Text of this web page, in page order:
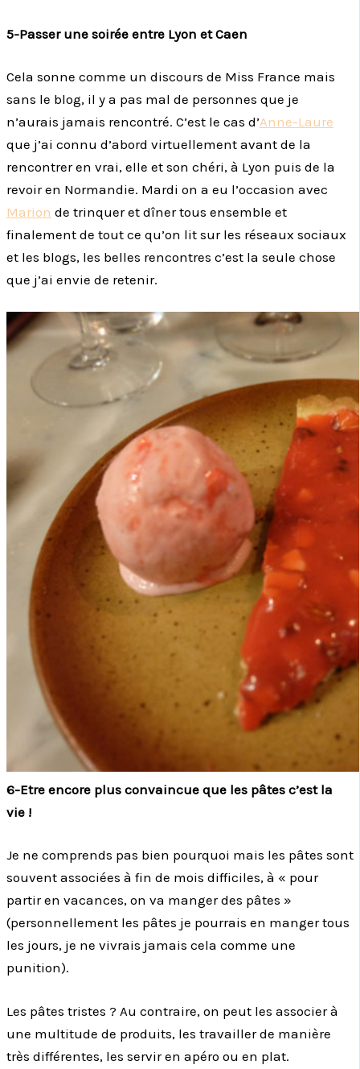
5-Passer une soirée entre Lyon et Caen
Cela sonne comme un discours de Miss France mais
sans le blog, il y a pas mal de personnes que je
n’aurais jamais rencontré. C’est le cas d’Anne-Laure
que j’ai connu d’abord virtuellement avant de la
rencontrer en vrai, elle et son chéri, à Lyon puis de la
revoir en Normandie. Mardi on a eu l’occasion avec
Marion de trinquer et dîner tous ensemble et
finalement de tout ce qu’on lit sur les réseaux sociaux
et les blogs, les belles rencontres c’est la seule chose
que j’ai envie de retenir.
6-Etre encore plus convaincue que les pâtes c’est la
vie !
Je ne comprends pas bien pourquoi mais les pâtes sont
souvent associées à fin de mois difficiles, à « pour
partir en vacances, on va manger des pâtes »
(personnellement les pâtes je pourrais en manger tous
les jours, je ne vivrais jamais cela comme une
punition).
Les pâtes tristes ? Au contraire, on peut les associer à
une multitude de produits, les travailler de manière
très différentes, les servir en apéro ou en plat.